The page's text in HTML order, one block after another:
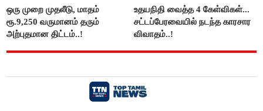
ஒரு முறை முதலீடு, மாதம்
ரூ.9,250 வருமானம் தரும்
அற்புதமான திட்டம்..!
உதயநிதி வைத்த 4 கேள்விகள்...
சட்டப்பேரவையில் நடந்த காரசார
விவாதம்..!